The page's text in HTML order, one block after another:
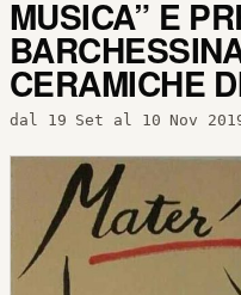
MUSICA” E
CERAMICHE
dal 19 Set al 10 Nov